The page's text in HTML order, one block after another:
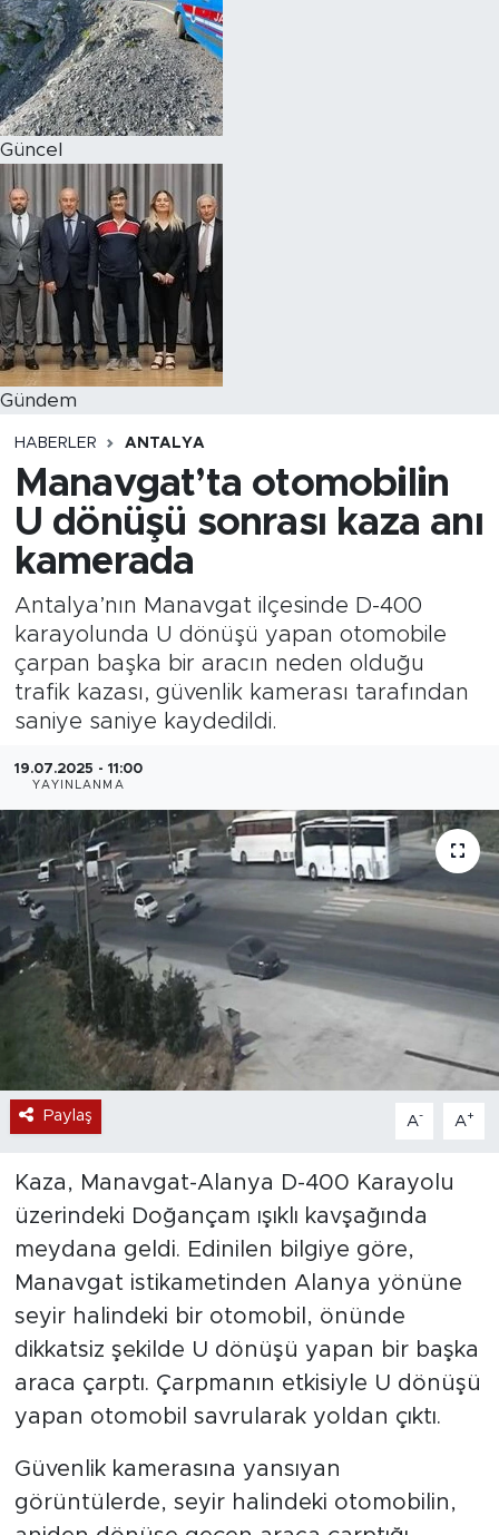
Güncel
Gündem
HABERLER ANTALYA
Manavgat’ta otomobilin
U dönüşü sonrası kaza anı
kamerada
Antalya’nın Manavgat ilçesinde D-400
karayolunda U dönüşü yapan otomobile
çarpan başka bir aracın neden olduğu
trafik kazası, güvenlik kamerası tarafından
saniye saniye kaydedildi.
19.07.2025 - 11:00
YAYINLANMA
Paylaş A- A+
Kaza, Manavgat-Alanya D-400 Karayolu
üzerindeki Doğançam ışıklı kavşağında
meydana geldi. Edinilen bilgiye göre,
Manavgat istikametinden Alanya yönüne
seyir halindeki bir otomobil, önünde
dikkatsiz şekilde U dönüşü yapan bir başka
araca çarptı. Çarpmanın etkisiyle U dönüşü
yapan otomobil savrularak yoldan çıktı.
Güvenlik kamerasına yansıyan
görüntülerde, seyir halindeki otomobilin,
Magazin
Özel Haber
Politika
Resmi İlanlar
Sağlık
Spor
Turizm